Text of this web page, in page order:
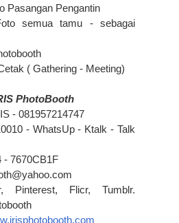
Pasangan Pengantin
semua tamu - sebagai
( Gathering - Meeting)
PhotoBooth
- 081957214747
- WhatsUp - Ktalk - Talk
- 7670CB1F
Pinterest, Flicr, Tumblr.